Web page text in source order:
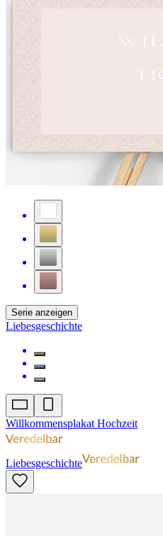
Serie anzeigen
Liebesgeschichte
Willkommensplakat Hochzeit
Liebesgeschichte